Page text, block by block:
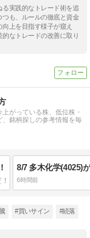
実践的なトレード術を追
も、ルールの徹底と資金
上を目指す様子が窺え
なトレードの改善に取り
がっている株、低位株・
銘柄探しの参考情報を毎
8/7 多木化学(4025)
6時間前
#買いサイン #続落